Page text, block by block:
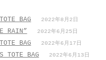
BAG 2022年8月2日
RAIN” 2022年6月25日
BAG 2022年6月17日
TOTE BAG 2022年6月13日